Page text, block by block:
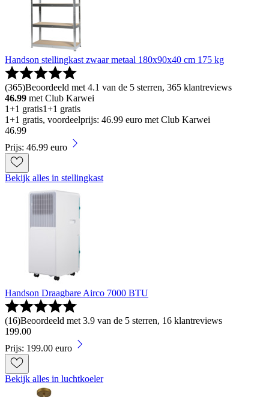
Handson stellingkast zwaar metaal 180x90x40 cm 175 kg
(365)Beoordeeld met 4.1 van de 5 sterren, 365 klantreviews
46.99 met Club Karwei
1+1 gratis1+1 gratis
1+1 gratis, voordeelprijs: 46.99 euro met Club Karwei
46.99
Prijs: 46.99 euro
Bekijk alles in stellingkast
Handson Draagbare Airco 7000 BTU
(16)Beoordeeld met 3.9 van de 5 sterren, 16 klantreviews
199.00
Prijs: 199.00 euro
Bekijk alles in luchtkoeler